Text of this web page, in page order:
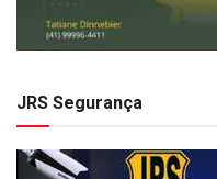
JRS Segurança